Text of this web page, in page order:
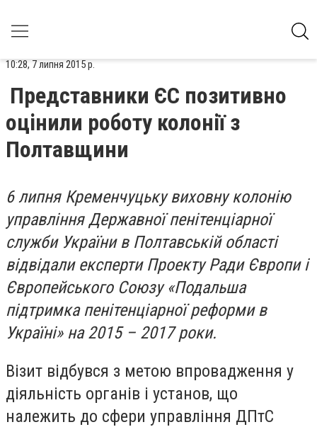
10:28, 7 липня 2015 р.
Представники ЄС позитивно
оцінили роботу колонії з
Полтавщини
6 липня Кременчуцьку виховну колонію
управління Державної пенітенціарної
служби України в Полтавській області
відвідали експерти Проекту Ради Європи і
Європейського Союзу «Подальша
підтримка пенітенціарної реформи в
Україні» на 2015 – 2017 роки.
Візит відбувся з метою впровадження у
діяльність органів і установ, що
належить до сфери управління ДПтС